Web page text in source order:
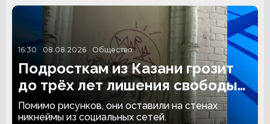
16:30 08.08.2026 Общество
Подросткам из Казани грозит
до трёх лет лишения свободы
за граффити
Помимо рисунков, они оставили на стенах
никнеймы из социальных сетей.